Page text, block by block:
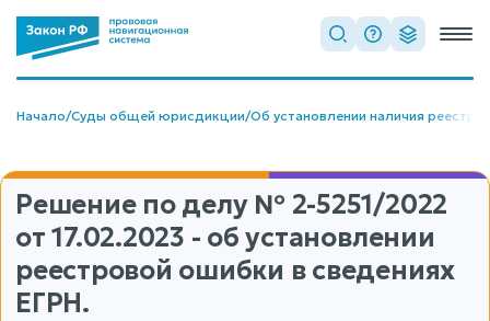
Начало/Суды общей юрисдикции/Об установлении наличия
Решение по делу № 2-5251/2022
от 17.02.2023 - об установлении
реестровой ошибки в сведениях
ЕГРН.